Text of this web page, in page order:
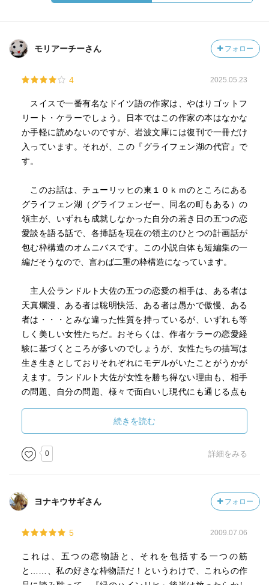
モリアーチーさん フォロー
4 2025.05.23
スイスで一番有名なドイツ語の作家は、やはりゴットフ
リート・ケラーでしょう。日本ではこの作家の本はなかな
か手軽に読めないのですが、岩波文庫には復刊で一冊だけ
入っています。それが、この『グライフェン湖の代官』で
す。
このお話は、チューリッヒの東１０ｋｍのところにある
グライフェン湖（グライフェンゼー、同名の町もある）の
領主が、いずれも成就しなかった自分の若き日の五つの恋
愛談を語る話で、各挿話を現在の領主のひとつの計画話が
包む枠構造のオムニバスです。この小説自体も短編集の一
編だそうなので、言わば二重の枠構造になっています。
主人公ランドルト大佐の五つの恋愛の相手は、ある者は
天真爛漫、ある者は聡明快活、ある者は愚かで傲慢、ある
者は・・・とみな違った性質を持っているが、いずれも等
しく美しい女性たちだ。おそらくは、作者ケラーの恋愛経
験に基づくところが多いのでしょうが、女性たちの描写は
生き生きとしておりそれぞれにモデルがいたことがうかが
えます。ランドルト大佐が女性を勝ち得ない理由も、相手
の問題、自分の問題、様々で面白いし現代にも通じる点も
最後に年老いた主人公は５人を館に集めて、自分を選ば
なかった昔の恋人たちを前に一芝居していっぱい食わせる
いた主人公の姿に、婚約者の自殺が原因で同じく生涯独身
を選んだケラーの哀愁が感じられ、すこしほろ苦く、また
続きを読む
0 詳細をみる
ヨナキウサギさん フォロー
5 2009.07.06
これは、五つの恋物語と、それを包括する一つの筋
と……、私の好きな枠物語だ！というわけで、これらの作